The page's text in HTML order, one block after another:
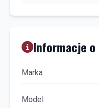
Informacje
Marka
Model